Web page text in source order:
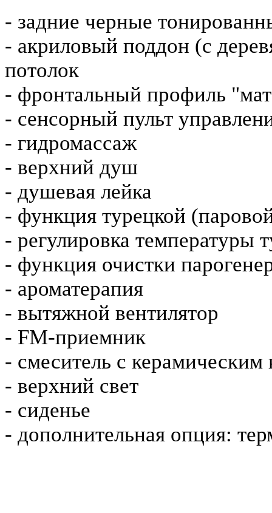
- задние черные
- акриловый поддон (с
потолок
- фронтальный профиль
- сенсорный пульт
- гидромассаж
- верхний душ
- душевая лейка
- функция турецкой
- регулировка температуры
- функция очистки
- ароматерапия
- вытяжной вентилятор
- FM-приемник
- смеситель с
- верхний свет
- сиденье
- дополнительная опция: